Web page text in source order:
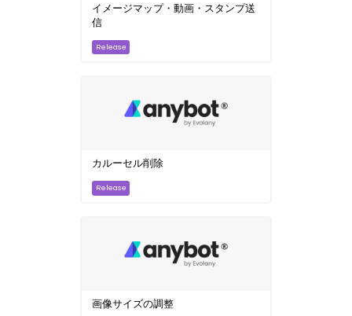
イメージマップ・動画・スタンプ送
信
カルーセル削除
画像サイズの調整